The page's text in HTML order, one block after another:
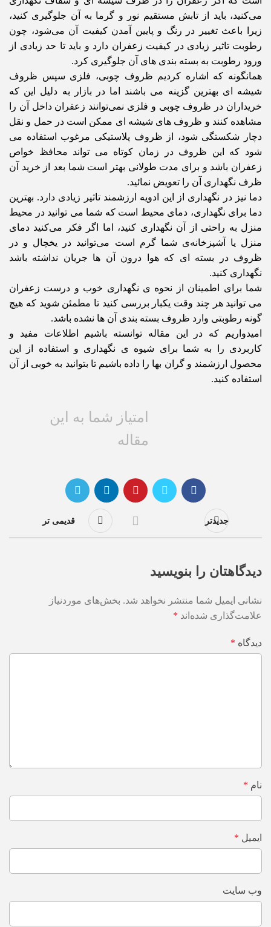
می‌کنید، باید از تابش مستقیم نور و گرما به آن جلوگیری کنید،
زیرا باعث تغییر در رنگ و پایین آمدن کیفیت آن می‌شود، چون
رطوبت تاثیر زیادی در کیفیت زعفران دارد و باید تا حد زیادی از
ورود رطوبت به بسته بندی های آن جلوگیری کرد.
همانگونه که اشاره کردیم ظروف چوبی، فلزی سپس ظروف
شیشه ای بهترین گزینه می باشند اما در بازار به دلیل این که
خریداران در ظروف چوبی و فلزی نمی‌توانند زعفران داخل آن را
مشاهده کنند و ظروف های شیشه ای ممکن است در حمل و نقل
دچار شکستگی شود، از ظروف پلاستیکی مرغوب استفاده می
شود که این ظروف در زمان کوتاه می تواند محافظ خواص
زعفران باشد و برای مدت طولانی بهتر است شما بعد از خرید آن
ظرف نگهداری آن را تعویض نمائید.
دما نیز در نگهداری از این ادویه ارزشمند تاثیر زیادی دارد. بهترین
دما برای نگهداری، دمای محیط است که شما می توانید در محیط
منزل به راحتی از آن نگهداری کنید، اما اگر فکر می‌کنید دمای
منزل یا آشپزخانه‌ی شما گرم است می‌توانید در یخچال و در
ظروف در بسته ای که هوا درون آن ها جریان نداشته باشد
نگهداری کنید.
شما برای اطمینان از نحوه ی نگهداری خوب و درست زعفران
می توانید هر چند وقت یکبار بررسی کنید تا مطمئن شوید که هیچ
گونه رطوبتی وارد ظروف بسته بندی آن ها نشده باشد.
امیدواریم که در این مقاله توانسته باشیم اطلاعات مفید و
کاربردی را به شما برای شیوه ی نگهداری و استفاده از این
محصول ارزشمند و گران بها را داده باشیم تا بتوانید به خوبی از آن
استفاده کنید.
امتیاز شما به این
مقاله
جدیدتر قدیمی تر
دیدگاهتان را بنویسید
نشانی ایمیل شما منتشر نخواهد شد. بخش‌های موردنیاز
علامت‌گذاری شده‌اند *
دیدگاه *
نام *
ایمیل *
وب‌ سایت